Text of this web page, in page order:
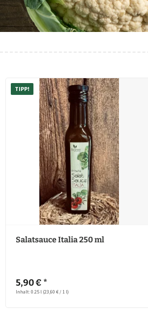
TIPP!
Salatsauce Italia 250 ml
5,90 € *
Inhalt: 0.25 l (23,60 € / 1 l)